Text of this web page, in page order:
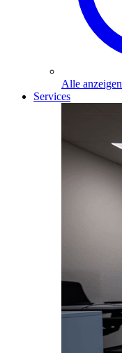
Alle anzeigen
Services